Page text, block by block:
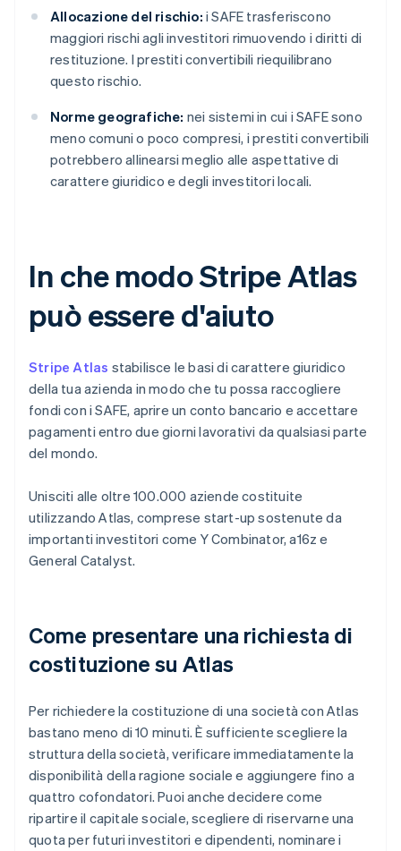
Allocazione del rischio: i SAFE trasferiscono
maggiori rischi agli investitori rimuovendo i diritti di
restituzione. I prestiti convertibili riequilibrano
questo rischio.
Norme geografiche: nei sistemi in cui i SAFE sono
meno comuni o poco compresi, i prestiti convertibili
potrebbero allinearsi meglio alle aspettative di
carattere giuridico e degli investitori locali.
In che modo Stripe Atlas
può essere d'aiuto
Stripe Atlas stabilisce le basi di carattere giuridico
della tua azienda in modo che tu possa raccogliere
fondi con i SAFE, aprire un conto bancario e accettare
pagamenti entro due giorni lavorativi da qualsiasi parte
del mondo.
Unisciti alle oltre 100.000 aziende costituite
utilizzando Atlas, comprese start-up sostenute da
importanti investitori come Y Combinator, a16z e
General Catalyst.
Come presentare una richiesta di
costituzione su Atlas
Per richiedere la costituzione di una società con Atlas
bastano meno di 10 minuti. È sufficiente scegliere la
struttura della società, verificare immediatamente la
disponibilità della ragione sociale e aggiungere fino a
quattro cofondatori. Puoi anche decidere come
ripartire il capitale sociale, scegliere di riservarne una
quota per futuri investitori e dipendenti, nominare i